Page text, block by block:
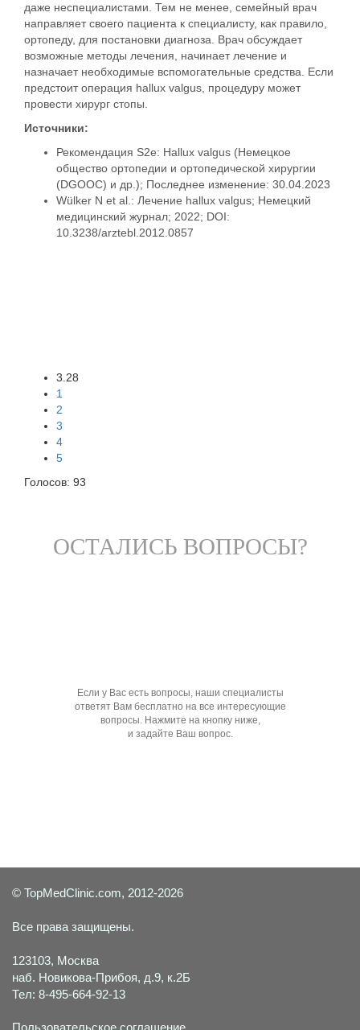
даже неспециалистами. Тем не менее, семейный врач
направляет своего пациента к специалисту, как правило,
ортопеду, для постановки диагноза. Врач обсуждает
возможные методы лечения, начинает лечение и
назначает необходимые вспомогательные средства. Если
предстоит операция hallux valgus, процедуру может
провести хирург стопы.
Источники:
Рекомендация S2e: Hallux valgus (Немецкое
общество ортопедии и ортопедической хирургии
(DGOOC) и др.); Последнее изменение: 30.04.2023
Wülker N et al.: Лечение hallux valgus; Немецкий
медицинский журнал; 2022; DOI:
10.3238/arztebl.2012.0857
3.28
1
2
3
4
5
Голосов: 93
ОСТАЛИСЬ ВОПРОСЫ?
Если у Вас есть вопросы, наши специалисты
ответят Вам бесплатно на все интересующие
вопросы. Нажмите на кнопку ниже,
и задайте Ваш вопрос.
© TopMedClinic.com, 2012-2026
Все права защищены.
123103, Москва
наб. Новикова-Прибоя, д.9, к.2Б
Тел: 8-495-664-92-13
Пользовательское соглашение